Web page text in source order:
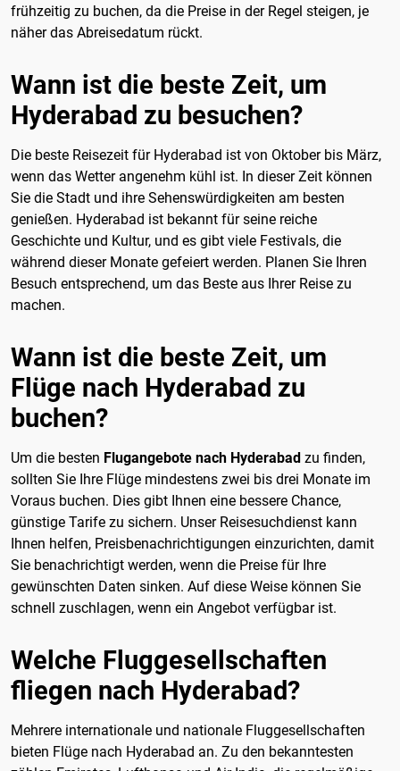
frühzeitig zu buchen, da die Preise in der Regel steigen, je
näher das Abreisedatum rückt.
Wann ist die beste Zeit, um
Hyderabad zu besuchen?
Die beste Reisezeit für Hyderabad ist von Oktober bis März,
wenn das Wetter angenehm kühl ist. In dieser Zeit können
Sie die Stadt und ihre Sehenswürdigkeiten am besten
genießen. Hyderabad ist bekannt für seine reiche
Geschichte und Kultur, und es gibt viele Festivals, die
während dieser Monate gefeiert werden. Planen Sie Ihren
Besuch entsprechend, um das Beste aus Ihrer Reise zu
machen.
Wann ist die beste Zeit, um
Flüge nach Hyderabad zu
buchen?
Um die besten Flugangebote nach Hyderabad zu finden,
sollten Sie Ihre Flüge mindestens zwei bis drei Monate im
Voraus buchen. Dies gibt Ihnen eine bessere Chance,
günstige Tarife zu sichern. Unser Reisesuchdienst kann
Ihnen helfen, Preisbenachrichtigungen einzurichten, damit
Sie benachrichtigt werden, wenn die Preise für Ihre
gewünschten Daten sinken. Auf diese Weise können Sie
schnell zuschlagen, wenn ein Angebot verfügbar ist.
Welche Fluggesellschaften
fliegen nach Hyderabad?
Mehrere internationale und nationale Fluggesellschaften
bieten Flüge nach Hyderabad an. Zu den bekanntesten